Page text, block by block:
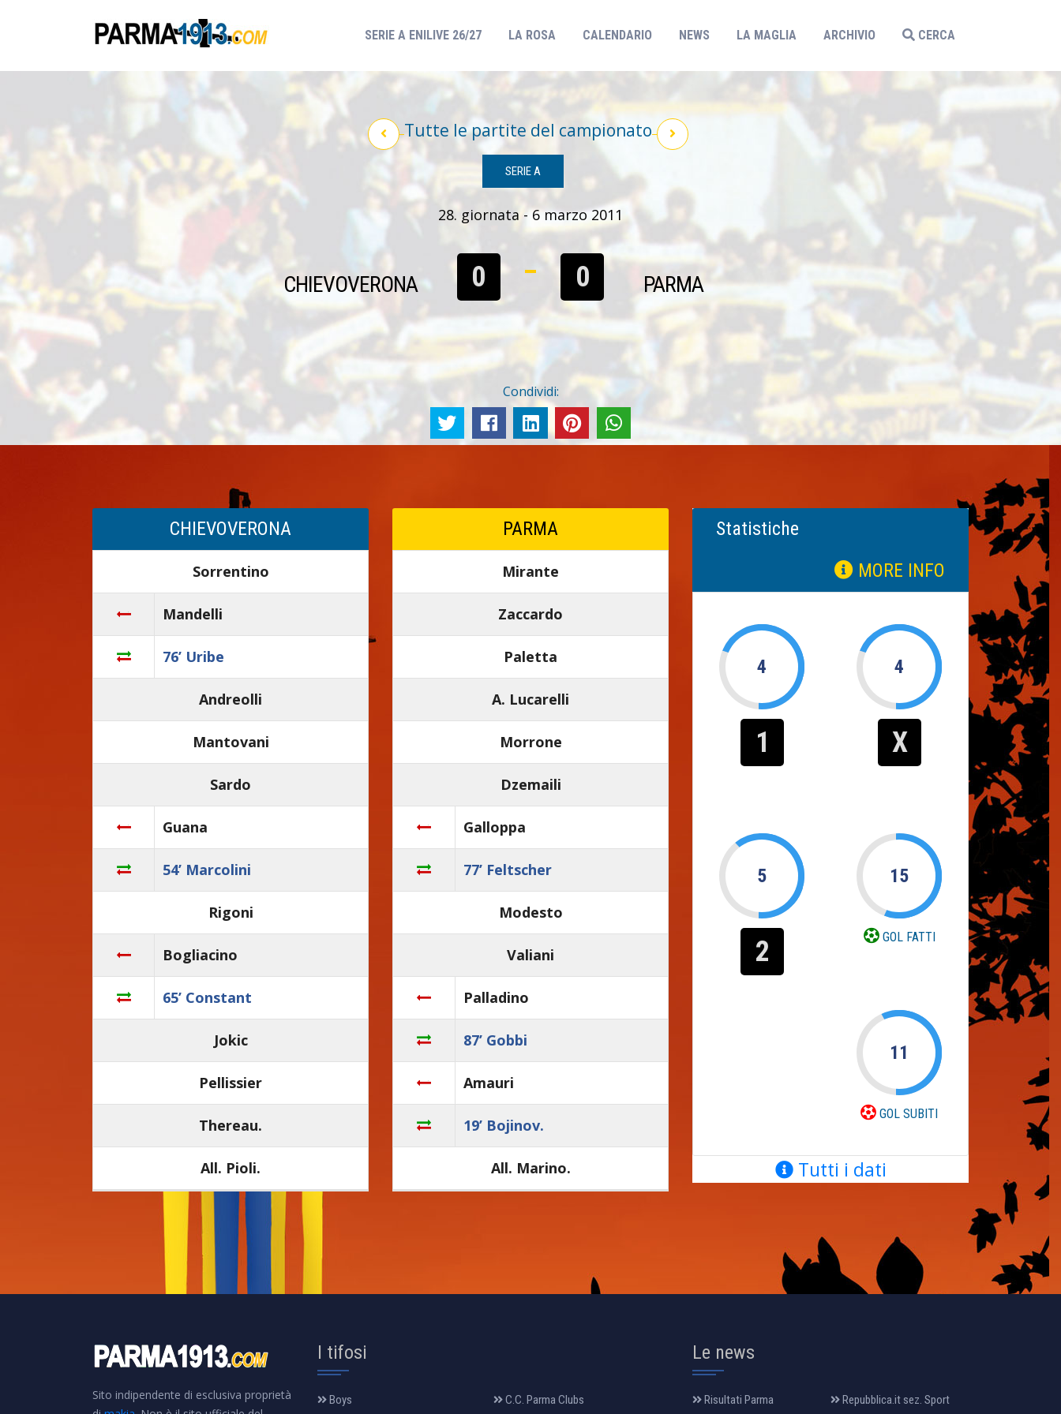
SERIE A ENILIVE 26/27(CURRENT)
LA ROSA CALENDARIO NEWS LA MAGLIA ARCHIVIO CERCA
Tutte le partite del campionato
SERIE A
28. giornata - 6 marzo 2011
CHIEVOVERONA 0 0 PARMA
Condividi:
CHIEVOVERONA
Sorrentino
Mandelli
76’ Uribe
Andreolli
Mantovani
Sardo
Guana
54’ Marcolini
Rigoni
Bogliacino
65’ Constant
Jokic
Pellissier
Thereau.
All. Pioli.
PARMA
Mirante
Zaccardo
Paletta
A. Lucarelli
Morrone
Dzemaili
Galloppa
77’ Feltscher
Modesto
Valiani
Palladino
87’ Gobbi
Amauri
19’ Bojinov.
All. Marino.
Statistiche
MORE INFO
4
1
4
X
5
2
15
GOL FATTI
11
GOL SUBITI
Tutti i dati
Sito indipendente di esclusiva proprietà
I tifosi
Boys C.C. Parma Clubs
Le news
Risultati Parma Repubblica.it sez. Sport